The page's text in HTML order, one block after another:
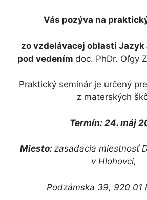
Vás pozýva na
zo vzdelávacej oblasti Jazyk
pod vedením doc. PhDr. Oľgy
Praktický seminár je určený
z materských
Termín: 24. máj
Miesto: zasadacia miestnosť
v Hlohovci,
Podzámska 39, 920 01